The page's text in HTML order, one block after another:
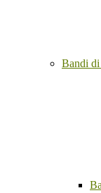
Bandi di